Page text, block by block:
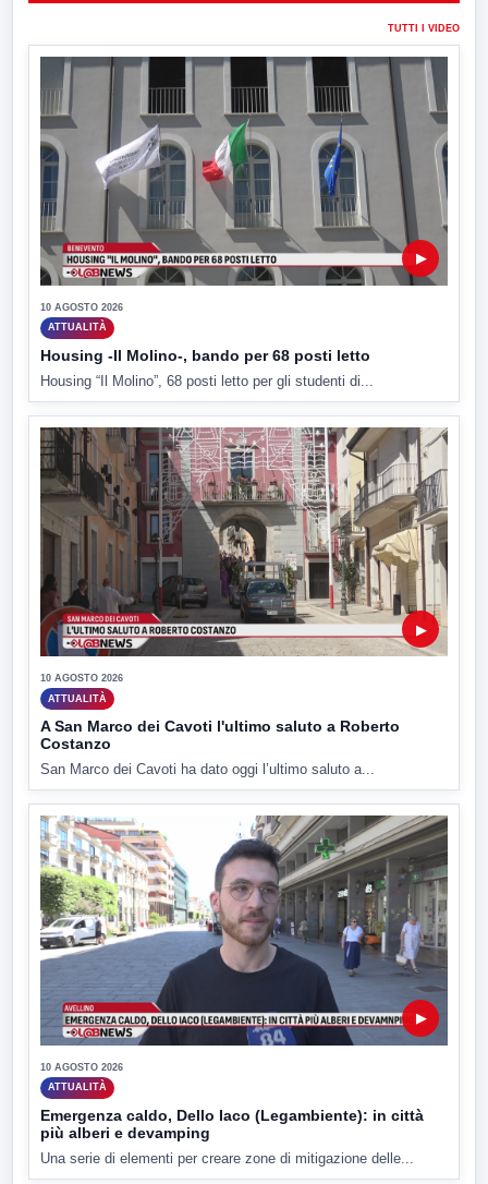
TUTTI I VIDEO
▶
10 AGOSTO 2026
ATTUALITÀ
Housing -Il Molino-, bando per 68 posti letto
Housing “Il Molino”, 68 posti letto per gli studenti di...
▶
10 AGOSTO 2026
ATTUALITÀ
A San Marco dei Cavoti l'ultimo saluto a Roberto
Costanzo
San Marco dei Cavoti ha dato oggi l’ultimo saluto a...
▶
10 AGOSTO 2026
ATTUALITÀ
Emergenza caldo, Dello Iaco (Legambiente): in città
più alberi e devamping
Una serie di elementi per creare zone di mitigazione delle...